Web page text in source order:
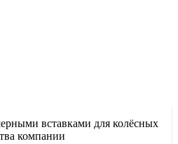
вставками для колёсных
компании